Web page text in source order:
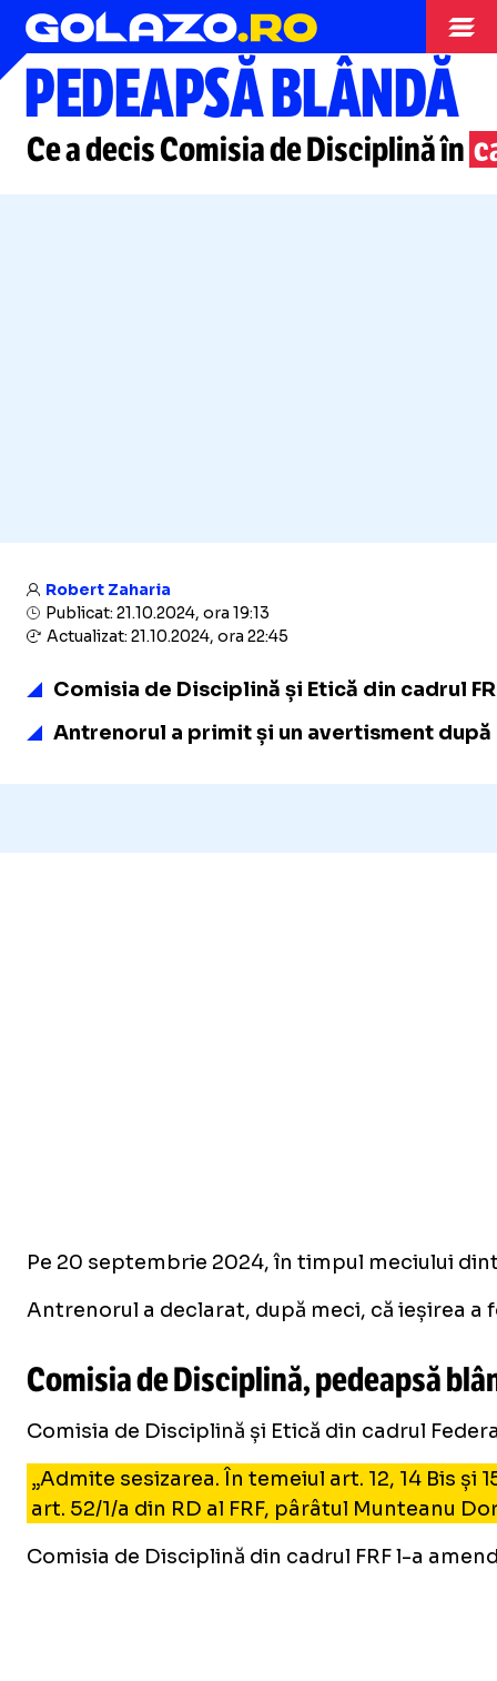
Superliga
PEDEAPSĂ BLÂNDĂ
Ce a decis Comisia de Disciplină în
Robert Zaharia
Publicat: 21.10.2024, ora 19:13
Actualizat: 21.10.2024, ora 22:45
Comisia de Disciplină și Etică din cadrul
Antrenorul a primit și un avertisment
Pe 20 septembrie 2024, în timpul meciului
Antrenorul a declarat, după meci, că ieșirea a
Comisia de Disciplină, pedeapsă
Comisia de Disciplină și Etică din cadrul
„Admite sesizarea. În temeiul art. 12, 14 Bis și
art. 52/1/a din RD al FRF, pârâtul Munteanu
Comisia de Disciplină din cadrul FRF l-a